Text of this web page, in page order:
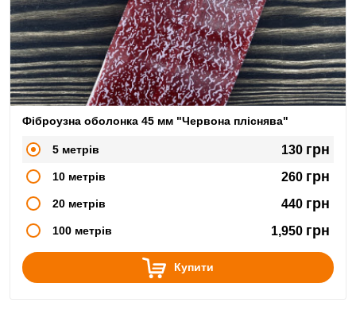
Фіброузна оболонка 45 мм "Червона пліснява"
5 метрів 130 грн
10 метрів 260 грн
20 метрів 440 грн
100 метрів 1,950 грн
Купити